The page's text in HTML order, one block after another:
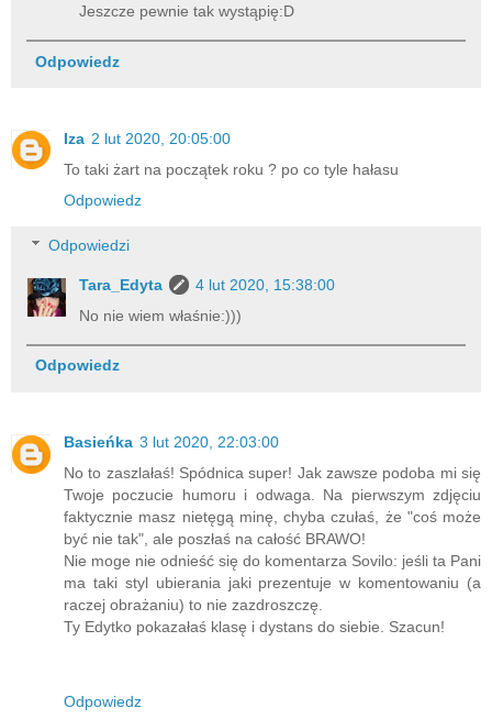
Jeszcze pewnie tak wystąpię:D
Odpowiedz
Iza 2 lut 2020, 20:05:00
To taki żart na początek roku ? po co tyle hałasu
Odpowiedz
Odpowiedzi
Tara_Edyta
4 lut 2020, 15:38:00
No nie wiem właśnie:)))
Odpowiedz
Basieńka 3 lut 2020, 22:03:00
No to zaszlałaś! Spódnica super! Jak zawsze podoba mi się
Twoje poczucie humoru i odwaga. Na pierwszym zdjęciu
faktycznie masz nietęgą minę, chyba czułaś, że "coś może
być nie tak", ale poszłaś na całość BRAWO!
Nie moge nie odnieść się do komentarza Sovilo: jeśli ta Pani
ma taki styl ubierania jaki prezentuje w komentowaniu (a
raczej obrażaniu) to nie zazdroszczę.
Ty Edytko pokazałaś klasę i dystans do siebie. Szacun!
Odpowiedz